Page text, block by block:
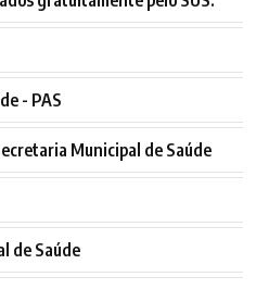
- PAS
Municipal de Saúde
de Saúde